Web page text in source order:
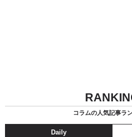
コラムの人気記事ラ
Daily